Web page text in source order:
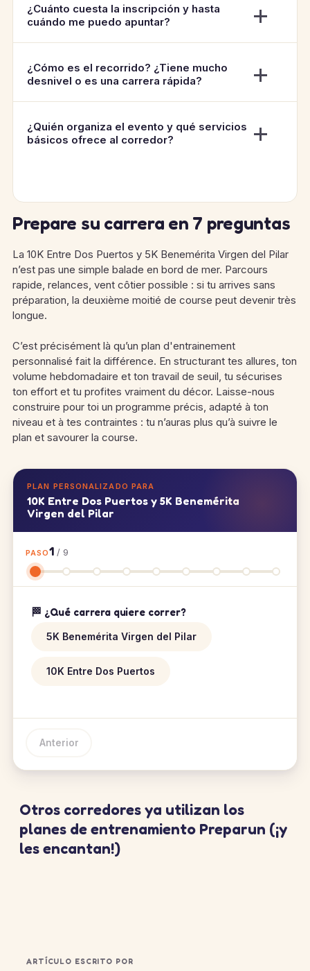
¿Cuánto cuesta la inscripción y hasta
cuándo me puedo apuntar?
¿Cómo es el recorrido? ¿Tiene mucho
desnivel o es una carrera rápida?
¿Quién organiza el evento y qué servicios
básicos ofrece al corredor?
Prepare su carrera en 7 preguntas
La 10K Entre Dos Puertos y 5K Benemérita Virgen del Pilar
n’est pas une simple balade en bord de mer. Parcours
rapide, relances, vent côtier possible : si tu arrives sans
préparation, la deuxième moitié de course peut devenir très
longue.
C’est précisément là qu’un plan d'entrainement
personnalisé fait la différence. En structurant tes allures, ton
volume hebdomadaire et ton travail de seuil, tu sécurises
ton effort et tu profites vraiment du décor. Laisse-nous
construire pour toi un programme précis, adapté à ton
niveau et à tes contraintes : tu n’auras plus qu’à suivre le
plan et savourer la course.
PLAN PERSONALIZADO PARA
10K Entre Dos Puertos y 5K Benemérita
Virgen del Pilar
PASO1 / 9
🏁 ¿Qué carrera quiere correr?
5K Benemérita Virgen del Pilar
10K Entre Dos Puertos
Anterior
Otros corredores ya utilizan los
planes de entrenamiento Preparun (¡y
les encantan!)
ARTÍCULO ESCRITO POR